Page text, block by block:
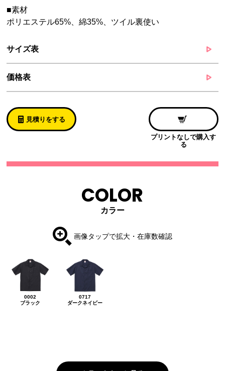
■素材
ポリエステル65%、綿35%、ツイル裏使い
サイズ表
価格表
見積りをする
プリントなしで購入す
る
COLOR
カラー
画像タップで拡大・在庫数確認
0002
ブラック
0717
ダークネイビー